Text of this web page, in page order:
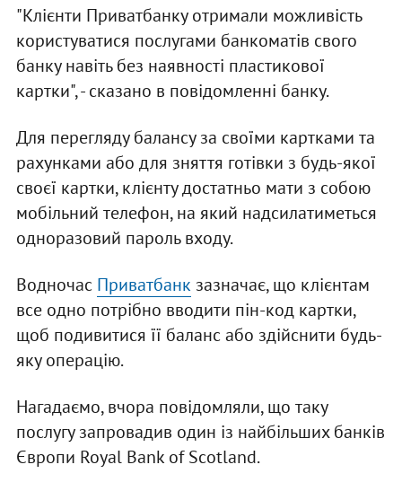
"Клієнти Приватбанку отримали можливість
користуватися послугами банкоматів свого
банку навіть без наявності пластикової
картки", - сказано в повідомленні банку.
Для перегляду балансу за своїми картками та
рахунками або для зняття готівки з будь-якої
своєї картки, клієнту достатньо мати з собою
мобільний телефон, на який надсилатиметься
одноразовий пароль входу.
Водночас Приватбанк зазначає, що клієнтам
все одно потрібно вводити пін-код картки,
щоб подивитися її баланс або здійснити будь-
яку операцію.
Нагадаємо, вчора повідомляли, що таку
послугу запровадив один із найбільших банків
Європи Royal Bank of Scotland.